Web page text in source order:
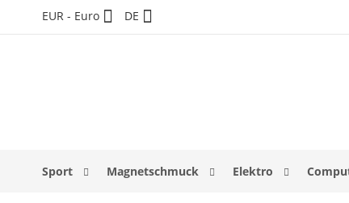
Direkt
Währung
EUR - Euro Sprache
DE
Sport Magnetschmuck Elektro